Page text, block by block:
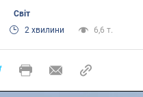
Світ
2 хвилини 6,6 т.